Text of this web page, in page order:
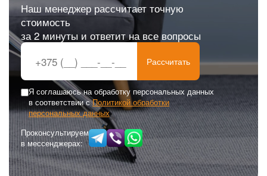
Наш менеджер рассчитает точную
стоимость
за 2 минуты и ответит на все вопросы
Рассчитать
Я соглашаюсь на обработку персональных данных
в соответствии сПолитикой обработки
персональных данных
Проконсультируем
в мессенджерах: